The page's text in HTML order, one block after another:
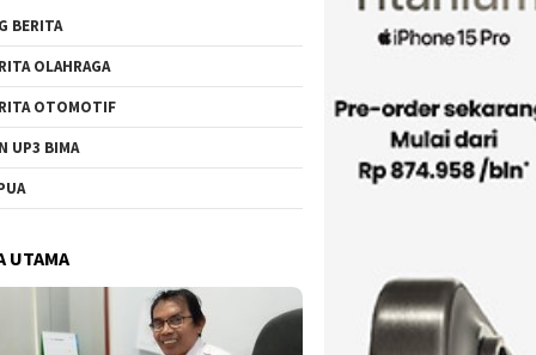
BERITA
OLAHRAGA
OTOMOTIF
UP3 BIMA
UTAMA